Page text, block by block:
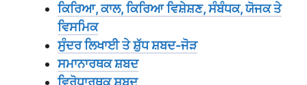
ਕਿਰਿਆ, ਕਾਲ, ਕਿਰਿਆ ਵਿਸ਼ੇਸ਼ਣ, ਸੰਬੰਧਕ, ਯੋਜਕ ਤੇ
ਵਿਸਮਿਕ
ਸੁੰਦਰ ਲਿਖਾਈ ਤੇ ਸ਼ੁੱਧ ਸ਼ਬਦ-ਜੋੜ
ਸਮਾਨਾਰਥਕ ਸ਼ਬਦ
ਵਿਰੋਧਾਰਥਕ ਸ਼ਬਦ